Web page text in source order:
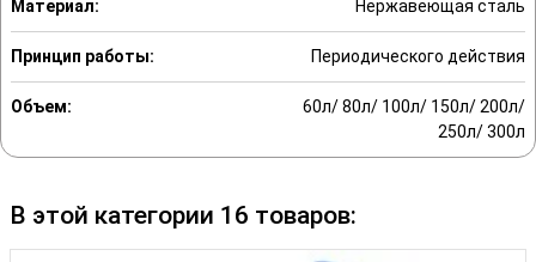
Материал: Нержавеющая сталь
Принцип работы: Периодического действия
Объем:
60л/ 80л/ 100л/ 150л/ 200л/
250л/ 300л
В этой категории 16 товаров: